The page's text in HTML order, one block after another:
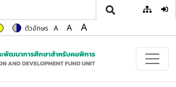
theme
to high contrast theme
to high visibility theme
Switch to soft theme
ตัวอักษร A
Set font size to 100%
A
Set font size to 125%
A